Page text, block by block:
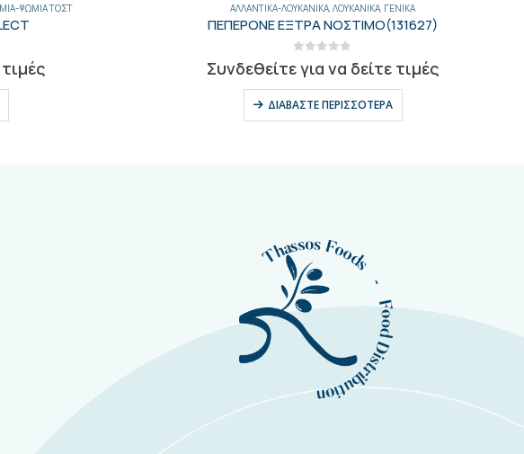
ΨΩΜΙΆ ΤΟΣΤ ΑΛΛΑΝΤΙΚΆ-ΛΟΥΚΆΝΙΚΑ ΛΟΥΚΆΝΙΚΑ ΓΕΝΙΚΑ
ΠΕΠΕΡΟΝΕ ΕΞΤΡΑ ΝΟΣΤΙΜΟ(131627)
Συνδεθείτε για να δείτε τιμές
ΔΙΑΒΆΣΤΕ ΠΕΡΙΣΣΌΤΕΡΑ